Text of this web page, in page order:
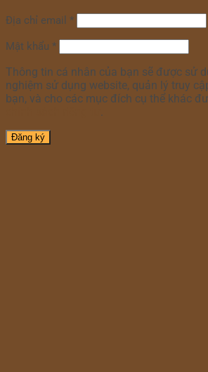
Địa chỉ email *
Mật khẩu *
Thông tin cá nhân của bạn sẽ được sử
nghiệm sử dụng website, quản lý truy
bạn, và cho các mục đích cụ thể khác
Đăng ký